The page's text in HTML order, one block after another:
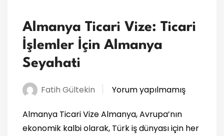
Almanya Ticari Vize: Ticari
İşlemler İçin Almanya
Seyahati
Fatih Gültekin Yorum yapılmamış
Almanya Ticari Vize Almanya, Avrupa’nın
ekonomik kalbi olarak, Türk iş dünyası için her